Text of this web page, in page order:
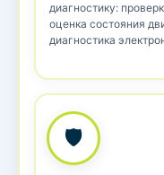
диагностику:
оценка состояния
диагностика
🛡️